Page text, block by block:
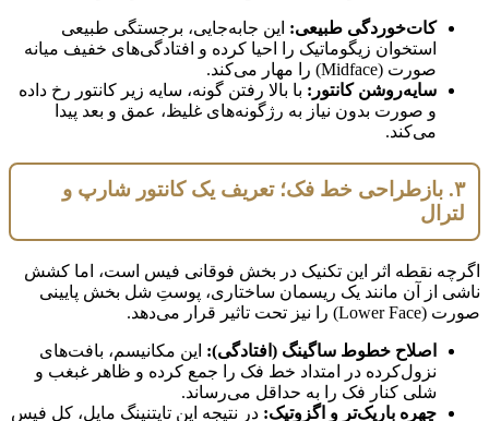
کات‌خوردگی طبیعی: این جابه‌جایی، برجستگی طبیعی
استخوان زیگوماتیک را احیا کرده و افتادگی‌های خفیف میانه
صورت (Midface) را مهار می‌کند.
سایه‌روشن کانتور: با بالا رفتن گونه، سایه زیر کانتور رخ داده
و صورت بدون نیاز به رژگونه‌های غلیظ، عمق و بعد پیدا
می‌کند.
۳. بازطراحی خط فک؛ تعریف یک کانتور شارپ و
لترال
اگرچه نقطه اثر این تکنیک در بخش فوقانی فیس است، اما کشش
ناشی از آن مانند یک ریسمان ساختاری، پوستِ شل بخش پایینی
صورت (Lower Face) را نیز تحت تاثیر قرار می‌دهد.
اصلاح خطوط ساگینگ (افتادگی): این مکانیسم، بافت‌های
نزول‌کرده در امتداد خط فک را جمع کرده و ظاهر غبغب و
شلی کنار فک را به حداقل می‌رساند.
چهره باریک‌تر و اگزوتیک: در نتیجه این تایتنینگ مایل، کل فیس